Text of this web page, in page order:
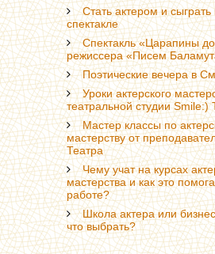
Стать актером и
спектакле
Спектакль «Царапины
режиссера «Писем
Поэтические вечера в
Уроки актерского
театральной студии Smile:)
Мастер классы по
мастерству от
Театра
Чему учат на курсах
мастерства и как это
работе?
Школа актера или
что выбрать?